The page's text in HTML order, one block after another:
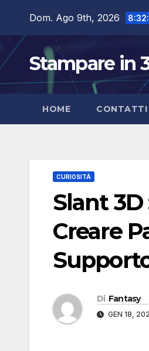
contenuto
Dom. Ago 9th, 2026
Stampare in
HOME CONTATTI
CURIOSITÀ
Slant
Creare
Di Fantasy
GEN 18,